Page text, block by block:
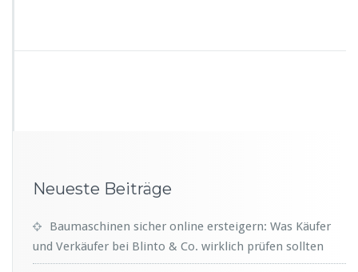
Neueste Beiträge
Baumaschinen sicher online ersteigern: Was Käufer
und Verkäufer bei Blinto & Co. wirklich prüfen sollten